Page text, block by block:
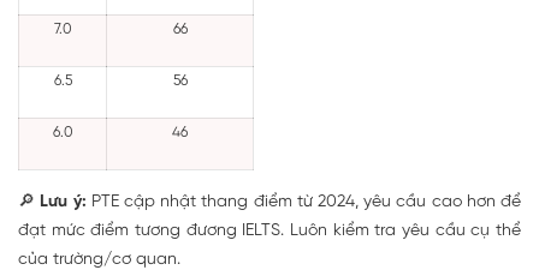
7.0 66
6.5 56
6.0 46
🔎 Lưu ý: PTE cập nhật thang điểm từ 2024, yêu cầu cao hơn để
đạt mức điểm tương đương IELTS. Luôn kiểm tra yêu cầu cụ thể
của trường/cơ quan.